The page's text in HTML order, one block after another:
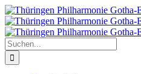
Zum
Inhalt
springen
Suche
nach: